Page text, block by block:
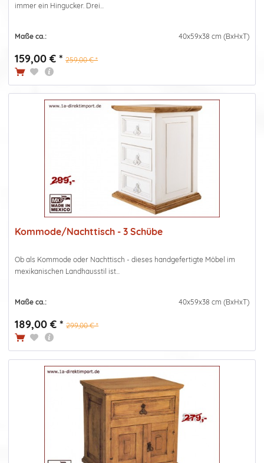
immer ein Hingucker. Drei...
Maße ca.: 40x59x38 cm (BxHxT)
159,00 € * 259,00 € *
Kommode/Nachttisch - 3 Schübe
Ob als Kommode oder Nachttisch - dieses handgefertigte Möbel im
mexikanischen Landhausstil ist...
Maße ca.: 40x59x38 cm (BxHxT)
189,00 € * 299,00 € *